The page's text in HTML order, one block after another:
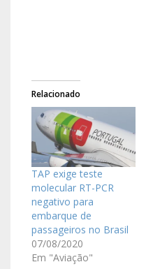
Relacionado
TAP exige teste
molecular RT-PCR
negativo para
embarque de
passageiros no Brasil
07/08/2020
Em "Aviação"